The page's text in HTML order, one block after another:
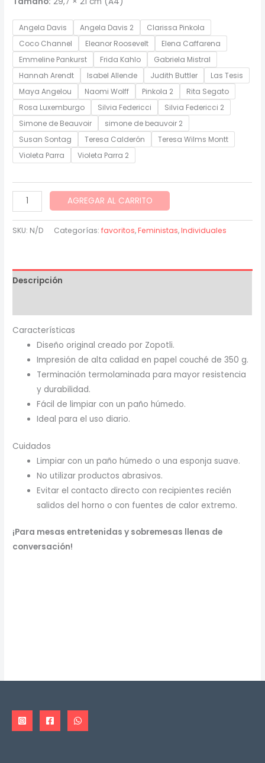
Angela Davis Angela Davis 2
Clarissa Pinkola
Coco Channel
Eleanor Roosevelt
Elena Caffarena
Emmeline Pankurst
Frida Kahlo
Gabriela Mistral
Hannah Arendt
Isabel Allende Judith Buttler
Las Tesis
Maya Angelou
Naomi Wolff Pinkola 2
Rita Segato
Rosa Luxemburgo
Silvia Federicci
Silvia Federicci 2
Simone de Beauvoir
simone de beauvoir 2
Susan Sontag
Teresa Calderón
Teresa Wilms Montt
Violeta Parra
Violeta Parra 2
Individuales
Feministas
cantidad
AGREGAR AL CARRITO
SKU: N/D Categorías:favoritos,Feministas,Individuales
Descripción
Características
Diseño original creado por Zopotli.
Impresión de alta calidad en papel couché de 350 g.
Terminación termolaminada para mayor resistencia
y durabilidad.
Fácil de limpiar con un paño húmedo.
Ideal para el uso diario.
Cuidados
Limpiar con un paño húmedo o una esponja suave.
No utilizar productos abrasivos.
Evitar el contacto directo con recipientes recién
salidos del horno o con fuentes de calor extremo.
¡Para mesas entretenidas y sobremesas llenas de
conversación!